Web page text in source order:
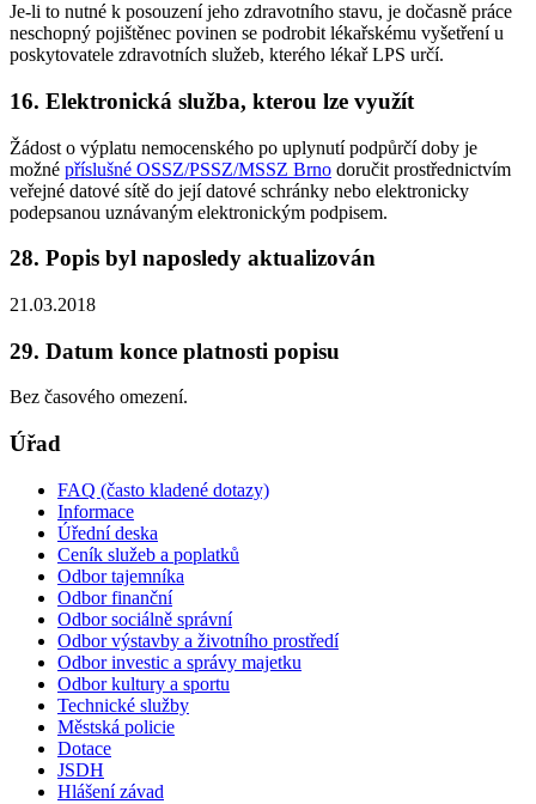
Je-li to nutné k posouzení jeho zdravotního stavu, je dočasně práce
neschopný pojištěnec povinen se podrobit lékařskému vyšetření u
poskytovatele zdravotních služeb, kterého lékař LPS určí.
16. Elektronická služba, kterou lze využít
Žádost o výplatu nemocenského po uplynutí podpůrčí doby je
možné příslušné OSSZ/PSSZ/MSSZ Brno doručit prostřednictvím
veřejné datové sítě do její datové schránky nebo elektronicky
podepsanou uznávaným elektronickým podpisem.
28. Popis byl naposledy aktualizován
21.03.2018
29. Datum konce platnosti popisu
Bez časového omezení.
Úřad
FAQ (často kladené dotazy)
Informace
Úřední deska
Ceník služeb a poplatků
Odbor tajemníka
Odbor finanční
Odbor sociálně správní
Odbor výstavby a životního prostředí
Odbor investic a správy majetku
Odbor kultury a sportu
Technické služby
Městská policie
Dotace
JSDH
Hlášení závad